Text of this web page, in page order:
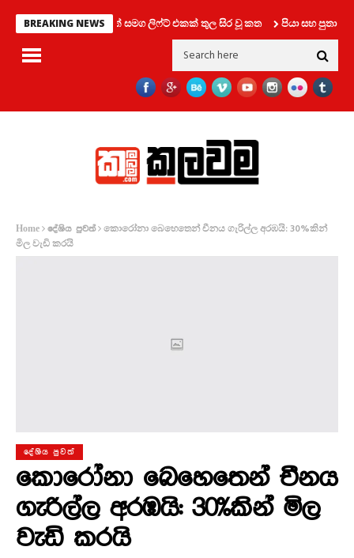
BREAKING NEWS
තරුණයන් දෙදෙනෙක් සමග ලිෆ්ට් එකක් තුල සිර වූ කත පියා සහ පුතා
Home දේශිය පුවත්
කොරෝනා බෙහෙතෙන් චීනය ගැරිල්ල අරඹයි: 30%කින්
මිල වැඩි කරයි
දේශිය පුවත්
කොරෝනා බෙහෙතෙන් චීනය
ගැරිල්ල අරඹයි: 30%කින් මිල
වැඩි කරයි